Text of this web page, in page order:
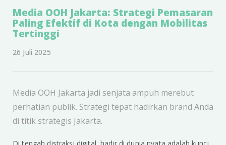
Media OOH Jakarta: Strategi Pemasaran
Paling Efektif di Kota dengan Mobilitas
Tertinggi
26 Juli 2025
Media OOH Jakarta jadi senjata ampuh merebut
perhatian publik. Strategi tepat hadirkan brand Anda
di titik strategis Jakarta.